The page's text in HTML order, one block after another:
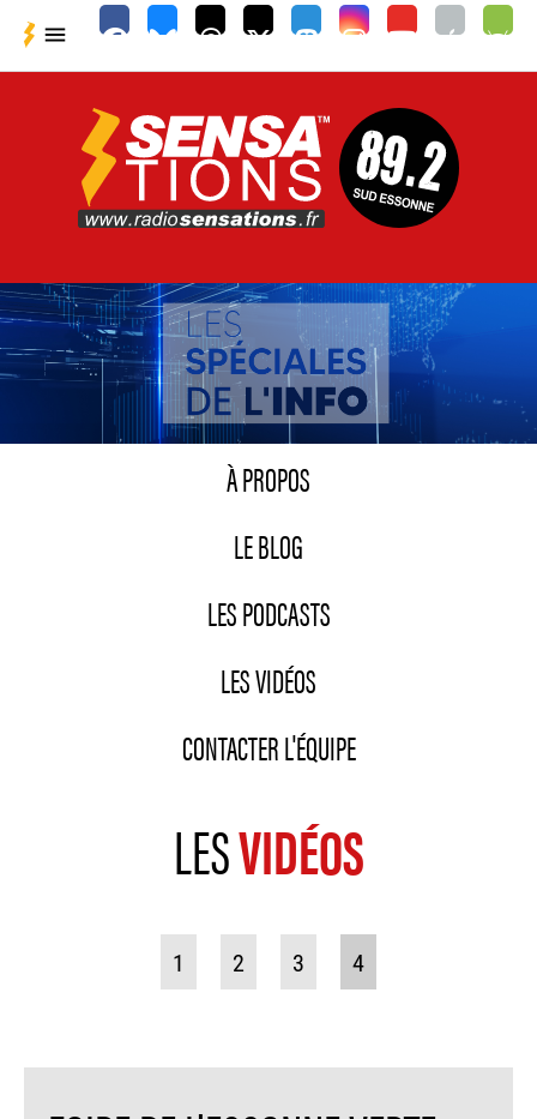

À PROPOS
LE BLOG
LES PODCASTS
LES VIDÉOS
CONTACTER L'ÉQUIPE
LESVIDÉOS
1 2 3 4